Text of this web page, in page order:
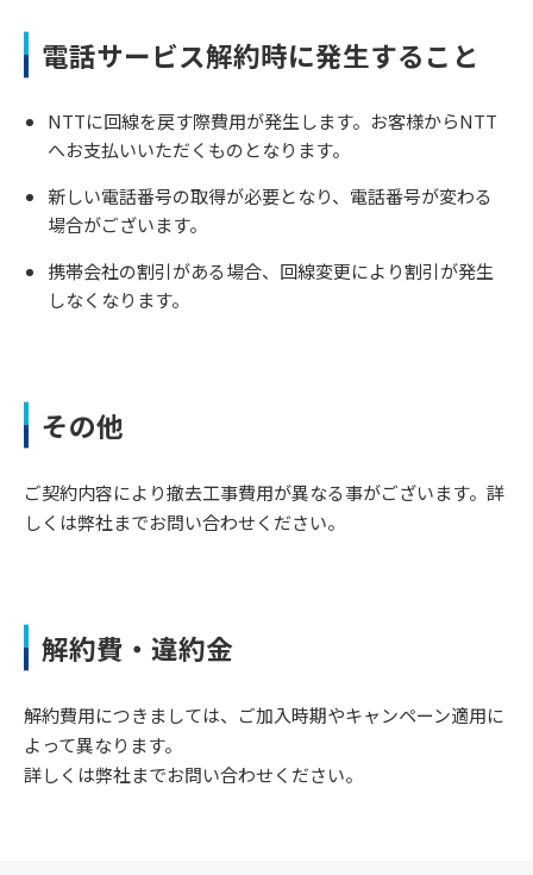
電話サービス解約時に発生すること
NTTに回線を戻す際費用が発生します。お客様からNTT
へお支払いいただくものとなります。
新しい電話番号の取得が必要となり、電話番号が変わる
場合がございます。
携帯会社の割引がある場合、回線変更により割引が発生
しなくなります。
その他
ご契約内容により撤去工事費用が異なる事がございます。詳
しくは弊社までお問い合わせください。
解約費・違約金
解約費用につきましては、ご加入時期やキャンペーン適用に
よって異なります。
詳しくは弊社までお問い合わせください。